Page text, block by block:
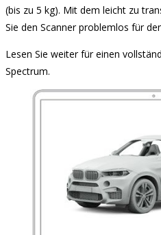
(bis zu 5 kg). Mit dem leicht zu
Sie den Scanner problemlos für
Lesen Sie weiter für einen
Spectrum.